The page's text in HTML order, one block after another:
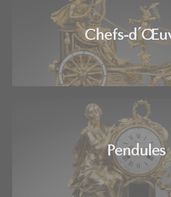
Chefs-
Pendules